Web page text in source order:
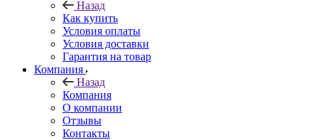
Назад
Как купить
Условия оплаты
Условия доставки
Гарантия на товар
Компания
Назад
Компания
О компании
Отзывы
Контакты